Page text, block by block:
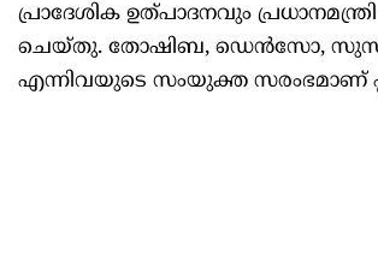
പ്രാദേശിക ഉത്പാദനവും
ചെയ്തു. തോഷിബ, ഡെന്‍സോ,
എന്നിവയുടെ സംയുക്ത സരംഭമാണ്